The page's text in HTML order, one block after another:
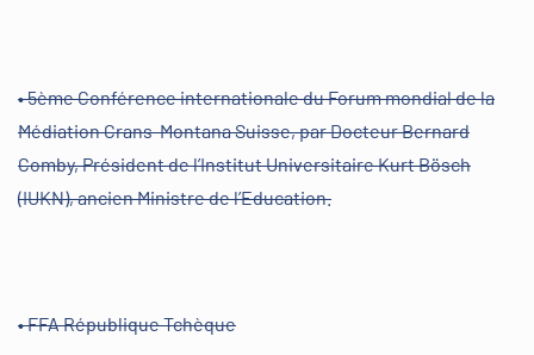
• 5ème Conférence internationale du Forum mondial de la
Médiation Crans-Montana Suisse, par Docteur Bernard
Comby, Président de l’Institut Universitaire Kurt Bösch
(IUKN), ancien Ministre de l’Education.
• FFA République Tchèque